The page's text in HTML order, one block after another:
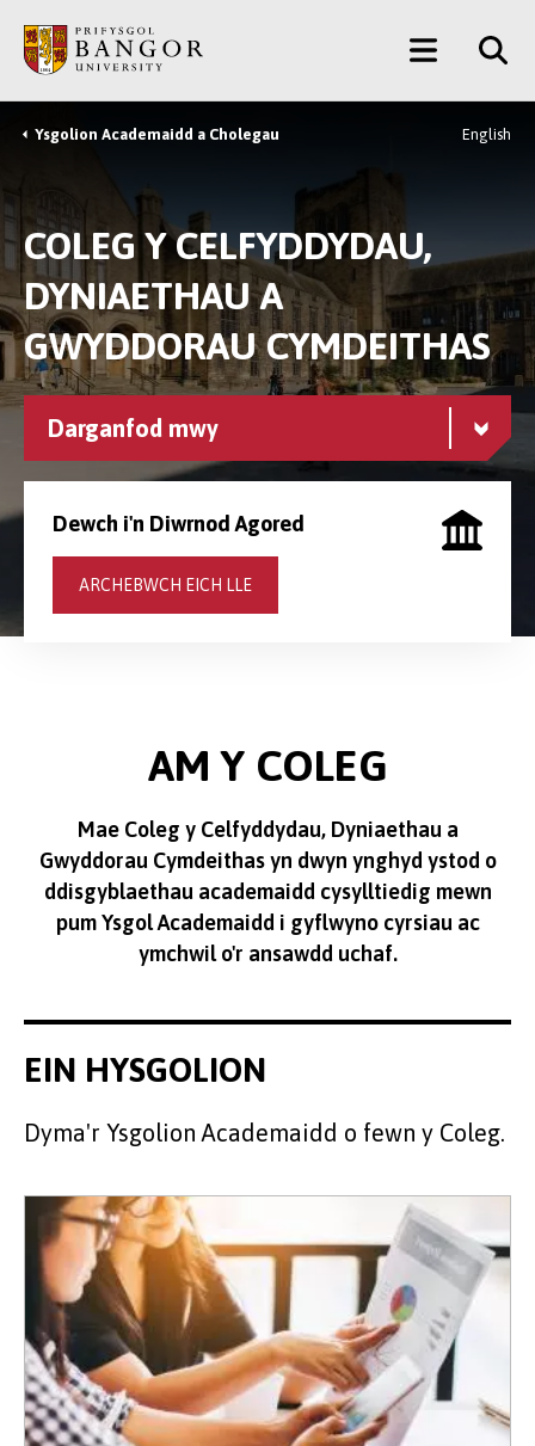
Prif
Gynnwys
Main
Menu
Breadcrumb
Ysgolion Academaidd a Cholegau English
COLEG Y CELFYDDYDAU,
DYNIAETHAU A
GWYDDORAU CYMDEITHAS
Darganfod mwy
Dewch i'n Diwrnod Agored
ARCHEBWCH EICH LLE
AM Y COLEG
Mae Coleg y Celfyddydau, Dyniaethau a
Gwyddorau Cymdeithas yn dwyn ynghyd ystod o
ddisgyblaethau academaidd cysylltiedig mewn
pum Ysgol Academaidd i gyflwyno cyrsiau ac
ymchwil o'r ansawdd uchaf.
EIN HYSGOLION
Dyma'r Ysgolion Academaidd o fewn y Coleg.